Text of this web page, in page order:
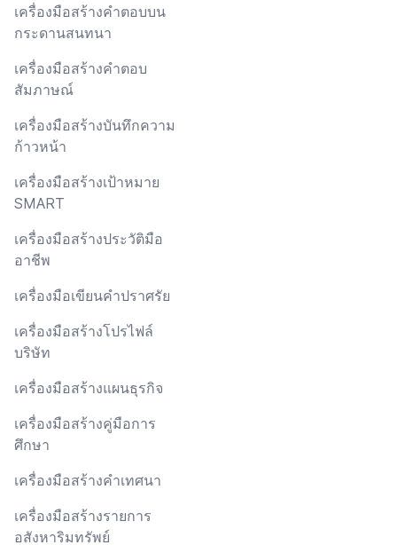
เครื่องมือสร้างคำตอบบน
กระดานสนทนา
เครื่องมือสร้างคำตอบ
สัมภาษณ์
เครื่องมือสร้างบันทึกความ
ก้าวหน้า
เครื่องมือสร้างเป้าหมาย
SMART
เครื่องมือสร้างประวัติมือ
อาชีพ
เครื่องมือเขียนคำปราศรัย
เครื่องมือสร้างโปรไฟล์
บริษัท
เครื่องมือสร้างแผนธุรกิจ
เครื่องมือสร้างคู่มือการ
ศึกษา
เครื่องมือสร้างคำเทศนา
เครื่องมือสร้างรายการ
อสังหาริมทรัพย์